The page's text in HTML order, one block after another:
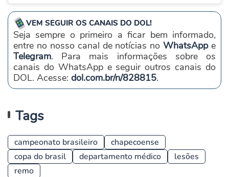
VEM SEGUIR OS CANAIS DO DOL!
Seja sempre o primeiro a ficar bem informado,
entre no nosso canal de notícias noWhatsAppe
Telegram. Para mais informações sobre os
canais do WhatsApp e seguir outros canais do
DOL. Acesse: dol.com.br/n/828815.
Tags
campeonato brasileiro
chapecoense
copa do brasil
departamento médico
lesões
remo